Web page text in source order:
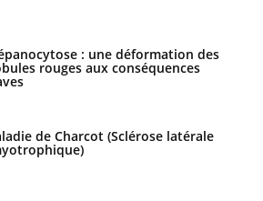
: une déformation des
rouges aux conséquences
de Charcot (Sclérose latérale